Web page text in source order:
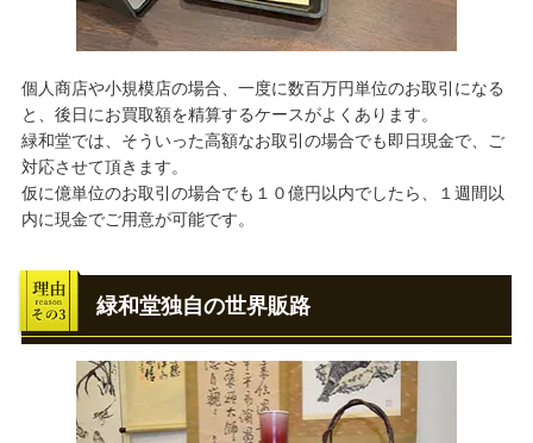
個人商店や小規模店の場合、一度に数百万円単位のお取引になる
と、後日にお買取額を精算するケースがよくあります。
緑和堂では、そういった高額なお取引の場合でも即日現金で、ご
対応させて頂きます。
仮に億単位のお取引の場合でも１０億円以内でしたら、１週間以
内に現金でご用意が可能です。
緑和堂独自の世界販路